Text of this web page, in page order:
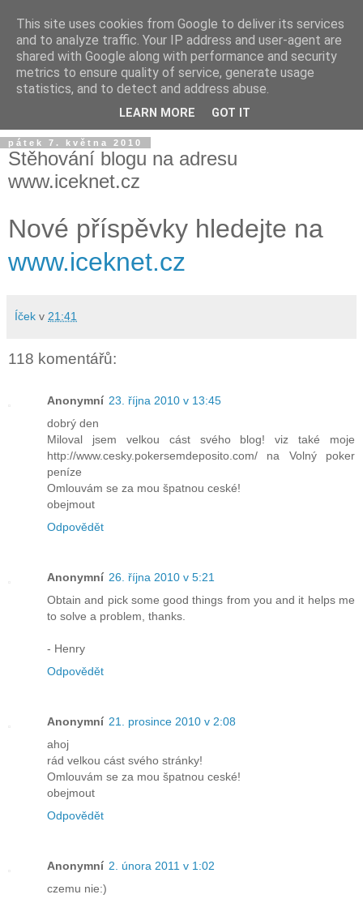
pátek 7. května 2010
Stěhování blogu na adresu
www.iceknet.cz
Nové příspěvky hledejte na
www.iceknet.cz
Íček v 21:41
118 komentářů:
Anonymní 23. října 2010 v 13:45
dobrý den
Miloval jsem velkou cást svého blog! viz také moje
http://www.cesky.pokersemdeposito.com/ na Volný poker
peníze
Omlouvám se za mou špatnou ceské!
obejmout
Odpovědět
Anonymní 26. října 2010 v 5:21
Obtain and pick some good things from you and it helps me
to solve a problem, thanks.
- Henry
Odpovědět
Anonymní 21. prosince 2010 v 2:08
ahoj
rád velkou cást svého stránky!
Omlouvám se za mou špatnou ceské!
obejmout
Odpovědět
Anonymní 2. února 2011 v 1:02
czemu nie:)
This site uses cookies from Google to deliver its services
and to analyze traffic. Your IP address and user-agent are
shared with Google along with performance and security
metrics to ensure quality of service, generate usage
statistics, and to detect and address abuse.
LEARN MORE GOT IT